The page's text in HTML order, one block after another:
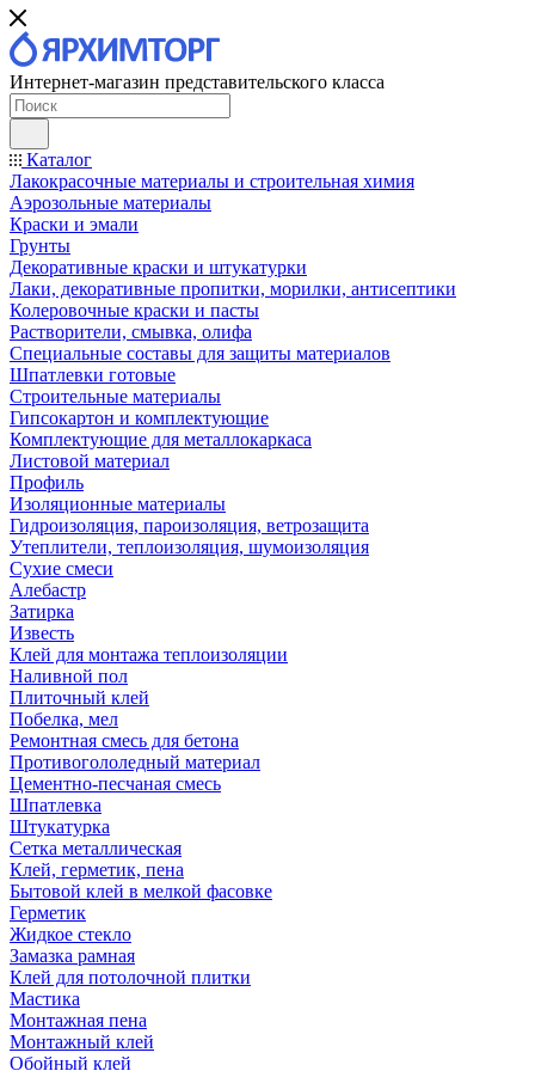
Интернет-магазин представительского класса
Каталог
Лакокрасочные материалы и строительная химия
Аэрозольные материалы
Краски и эмали
Грунты
Декоративные краски и штукатурки
Лаки, декоративные пропитки, морилки, антисептики
Колеровочные краски и пасты
Растворители, смывка, олифа
Специальные составы для защиты материалов
Шпатлевки готовые
Строительные материалы
Гипсокартон и комплектующие
Комплектующие для металлокаркаса
Листовой материал
Профиль
Изоляционные материалы
Гидроизоляция, пароизоляция, ветрозащита
Утеплители, теплоизоляция, шумоизоляция
Сухие смеси
Алебастр
Затирка
Известь
Клей для монтажа теплоизоляции
Наливной пол
Плиточный клей
Побелка, мел
Ремонтная смесь для бетона
Противогололедный материал
Цементно-песчаная смесь
Шпатлевка
Штукатурка
Сетка металлическая
Клей, герметик, пена
Бытовой клей в мелкой фасовке
Герметик
Жидкое стекло
Замазка рамная
Клей для потолочной плитки
Мастика
Монтажная пена
Монтажный клей
Обойный клей